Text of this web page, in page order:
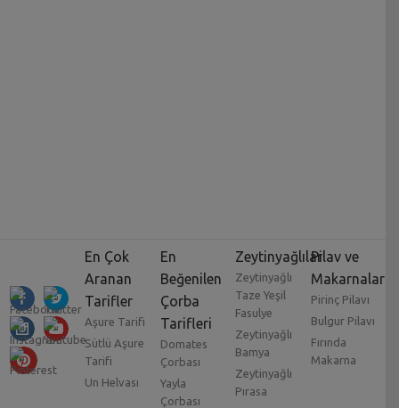
En Çok
Aranan
Tarifler
Aşure Tarifi
Sütlü Aşure
Tarifi
Un Helvası
En
Beğenilen
Çorba
Tarifleri
Domates
Çorbası
Yayla
Çorbası
Zeytinyağlılar
Zeytinyağlı
Taze Yeşil
Fasulye
Zeytinyağlı
Bamya
Zeytinyağlı
Pırasa
Pilav ve
Makarnalar
Pirinç Pilavı
Bulgur Pilavı
Fırında
Makarna